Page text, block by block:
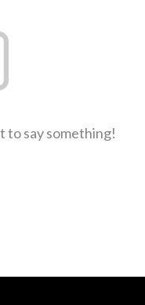
to say something!